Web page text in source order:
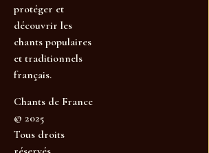
protéger et
découvrir les
chants populaires
et traditionnels
français.
Chants de France
© 2025
Tous droits